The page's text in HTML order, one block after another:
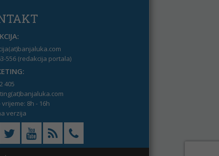
556 (redakcija portala)
405
vrijeme: 8h - 16h
verzija